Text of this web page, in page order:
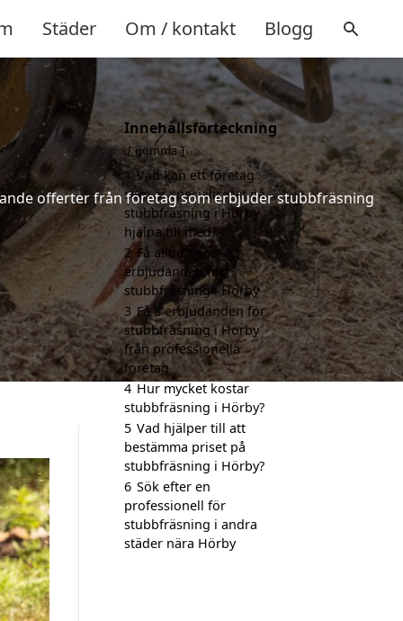
Städer Om / kontakt Blogg
offerter från företag som erbjuder stubbfräsning
Innehållsförteckning
gömma
1 Vad kan ett företag
som är specialiserat på
stubbfräsning i Hörby
hjälpa till med?
2 Få alltid minst 3
erbjudanden för
stubbfräsning i Hörby
3 Få 3 erbjudanden för
stubbfräsning i Hörby
från professionella
företag
4 Hur mycket kostar
stubbfräsning i Hörby?
5 Vad hjälper till att
bestämma priset på
stubbfräsning i Hörby?
6 Sök efter en
professionell för
stubbfräsning i andra
städer nära Hörby